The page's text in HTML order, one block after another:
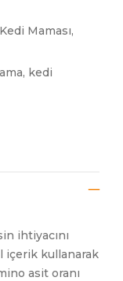
Maması,
, kedi
ihtiyacını
içerik kullanarak
asit oranı